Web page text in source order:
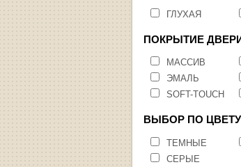
ГЛУХАЯ
ПОКРЫТИЕ
МАССИВ
ЭМАЛЬ
SOFT-TOUCH
ВЫБОР ПО ЦВЕТУ
ТЕМНЫЕ
СЕРЫЕ